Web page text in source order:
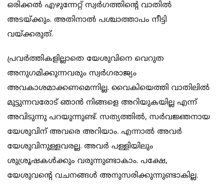
ഒരിക്കല്‍ എഴുന്നേറ്റ് സ്വര്‍ഗത്തിന്റെ വാതില്‍
അടയ്ക്കും. അതിനാല്‍ പശ്ചാത്താപം നീട്ടി
വയ്ക്കരുത്.
പ്രവര്‍ത്തികളില്ലാതെ യേശുവിനെ വെറുത
അനുഗമിക്കുന്നവരും സ്വര്‍ഗരാജ്യം
അവകാശമാക്കണമെന്നില്ല. വൈകിയെത്തി വാതിലില്‍
മുട്ടുന്നവരോട് ഞാന്‍ നിങ്ങളെ അറിയുകയില്ല എന്ന്
അവിടുന്നു പറയുന്നുണ്ട്. സത്യത്തില്‍, സര്‍വജ്ഞനായ
യേശുവിന് അവരെ അറിയാം. എന്നാല്‍ അവര്‍
യേശുവിനുള്ളവരല്ല. അവര്‍ പള്ളിയിലും
ശുശ്രൂഷകള്‍ക്കും വരുന്നുണ്ടാകാം. പക്ഷേ,
യേശുവന്റെ വചനങ്ങള്‍ അനുസരിക്കുന്നുണ്ടാകില്ല.